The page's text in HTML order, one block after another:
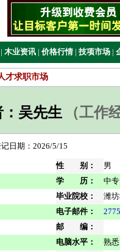
| 木业资讯 | 价格行情 | 技项市场 |
才求职市场
吴先生 （工作
日期：2026/5/15
性 别：
男
学 历：
中
毕业院校：
潍
电子邮件：
邮 编：
电脑水平：
熟悉